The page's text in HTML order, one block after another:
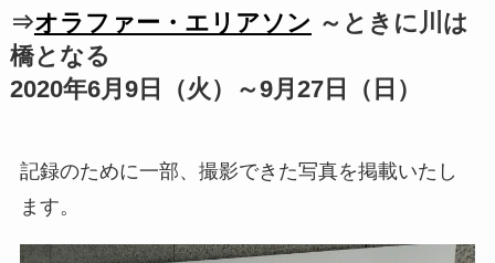
⇒オラファー・エリアソン ～ときに川は
橋となる
2020年6月9日（火）～9月27日（日）
記録のために一部、撮影できた写真を掲載いたし
ます。